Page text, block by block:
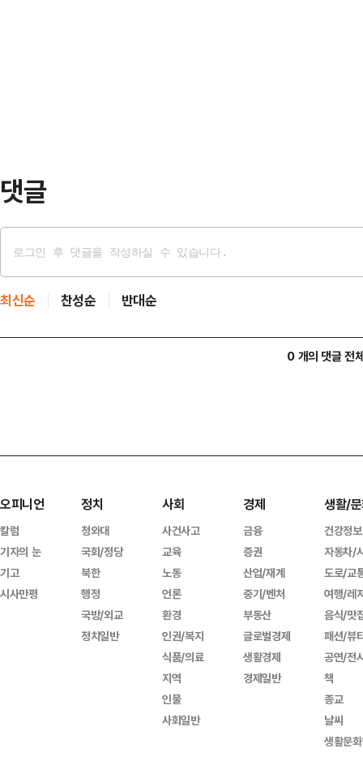
댓글
최신순 찬성순 반대순
0 개의 댓글 전
오피니언
칼럼
기자의 눈
기고
시사만평
정치
청와대
국회/정당
북한
행정
국방/외교
정치일반
사회
사건사고
교육
노동
언론
환경
인권/복지
식품/의료
지역
인물
사회일반
경제
금융
증권
산업/재계
중기/벤처
부동산
글로벌경제
생활경제
경제일반
생활/
건강정보
자동차/
도로/교
여행/레
음식/맛
패션/뷰
공연/전
책
종교
날씨
생활문